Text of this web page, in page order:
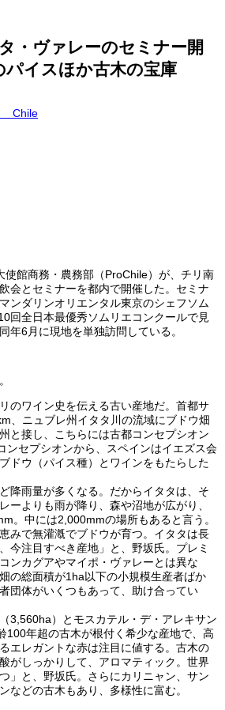
・ヴァレーのセミナー開
イスほか古木の宝庫
Chile
館商務・農務部（ProChile）が、チリ南
会とセミナーを都内で開催した。セミナ
ンダリンオリエンタル東京のシェフソム
回全日本最優秀ソムリエコンクールで見
年6月に現地を単独訪問している。
のワイン史を伝える古い産地だ。首都サ
、ニュブレ州イタタ川の流域にブドウ畑
と接し、こちらには古都コンセプシオン
ンセプシオンから、スペインはイエズス会
ドウ（パイス種）とワインをもたらした
降雨量が多くなる。だからイタタは、そ
ーよりも雨が降り、森や沼地が広がり、
。中には2,000mmの場所もあると言う。
みで無灌漑でブドウが育つ。イタタは長
今注目すべき産地」と、野坂氏。プレミ
ンカグアやマイポ・ヴァレーとは異な
の総面積が1ha以下の小規模生産者ばか
団体がいくつもあって、助け合ってい
3,560ha）とモスカテル・デ・アレキサン
100年超の古木が根付く希少な産地で、高
エレガントな赤は注目に値する。古木の
がしっかりして、アロマティック。世界
」と、野坂氏。さらにカリニャン、サン
などの古木もあり、多様性に富む。